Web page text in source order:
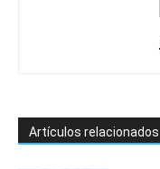
Artículos relacionados